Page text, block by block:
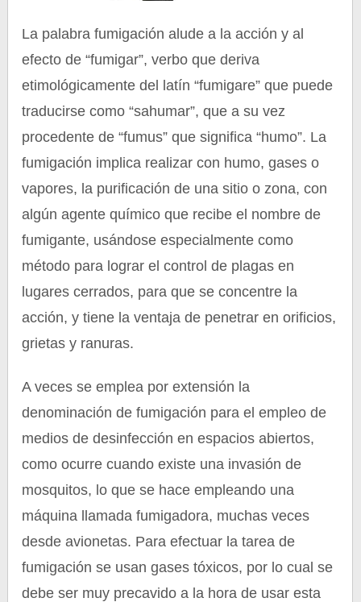
La palabra fumigación alude a la acción y al
efecto de “fumigar”, verbo que deriva
etimológicamente del latín “fumigare” que puede
traducirse como “sahumar”, que a su vez
procedente de “fumus” que significa “humo”. La
fumigación implica realizar con humo, gases o
vapores, la purificación de una sitio o zona, con
algún agente químico que recibe el nombre de
fumigante, usándose especialmente como
método para lograr el control de plagas en
lugares cerrados, para que se concentre la
acción, y tiene la ventaja de penetrar en orificios,
grietas y ranuras.
A veces se emplea por extensión la
denominación de fumigación para el empleo de
medios de desinfección en espacios abiertos,
como ocurre cuando existe una invasión de
mosquitos, lo que se hace empleando una
máquina llamada fumigadora, muchas veces
desde avionetas. Para efectuar la tarea de
fumigación se usan gases tóxicos, por lo cual se
debe ser muy precavido a la hora de usar esta